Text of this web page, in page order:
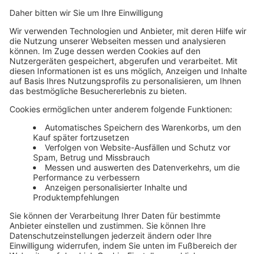
Themenwelten und Produktschulungen
Haufe Group
Impressum AGBDatenschutzCookie-Einstellungen verwalten